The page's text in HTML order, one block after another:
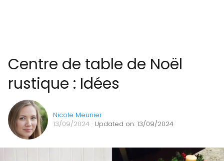
Centre de table de Noël
rustique : Idées
Nicole Meunier
13/09/2024 · Updated on: 13/09/2024